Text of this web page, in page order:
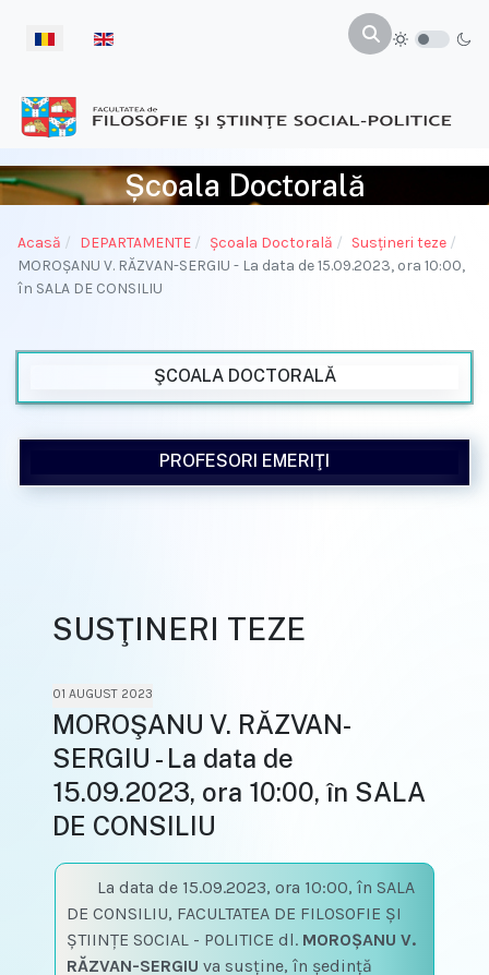
Selectați limba dvs
Școala Doctorală
Acasă DEPARTAMENTE Şcoala Doctorală
Susţineri teze
MOROŞANU V. RĂZVAN-SERGIU - La data de 15.09.2023, ora 10:00,
în SALA DE CONSILIU
SUSŢINERI TEZE
01 AUGUST 2023
MOROŞANU V. RĂZVAN-
SERGIU - La data de
15.09.2023, ora 10:00, în SALA
DE CONSILIU
La data de 15.09.2023, ora 10:00, în SALA
DE CONSILIU, FACULTATEA DE FILOSOFIE ŞI
ŞTIINŢE SOCIAL - POLITICE dl. MOROŞANU V.
RĂZVAN-SERGIU va susţine, în şedinţă
ŞCOALA DOCTORALĂ
PROFESORI EMERIŢI